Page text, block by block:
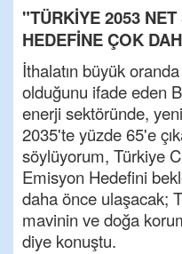
"TÜRKİYE 2053
HEDEFİNE ÇOK
İthalatın büyük
olduğunu ifade eden
enerji sektöründe,
2035'te yüzde 65'e
söylüyorum, Türkiye
Emisyon Hedefini
daha önce ulaşacak;
mavinin ve doğa
diye konuştu.